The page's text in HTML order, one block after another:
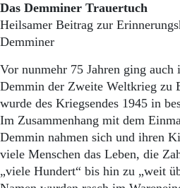
Start
Panorama
Berlin-
Danzig und
Bücher
Das Demminer Trauertuch
Heilsamer Beitrag zur
Demminer
Vor nunmehr 75 Jahren ging auch
Demmin der Zweite Weltkrieg zu
wurde des Kriegsendes 1945 in
Im Zusammenhang mit dem
Demmin nahmen sich und ihren
viele Menschen das Leben, die
„viele Hundert“ bis hin zu „weit